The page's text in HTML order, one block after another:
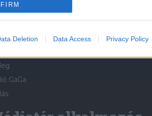
Deletion Data Access Privacy Policy
Napló
Napló
GaGa